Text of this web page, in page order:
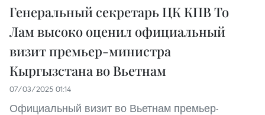
Генеральный секретарь ЦК КПВ То
Лам высоко оценил официальный
визит премьер-министра
Кыргызстана во Вьетнам
07/03/2025 01:14
Официальный визит во Вьетнам премьер-